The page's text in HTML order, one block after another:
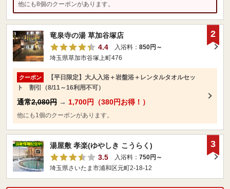
他にも8個のクーポンがあります。
竜泉寺の湯 草加谷塚店
4.4
入浴料： 850円～
埼玉県草加市谷塚上町476
クーポン
【平日限定】大人入浴＋岩盤浴＋レンタルタオルセッ
ト 割引（8/11～16利用不可）
通常2,080円 → 1,700円（380円お得！）
他にも1個のクーポンがあります。
2
湯屋敷 孝楽(ゆやしき こうらく)
3.5
入浴料： 750円～
埼玉県さいたま市浦和区元町2-18-12
3